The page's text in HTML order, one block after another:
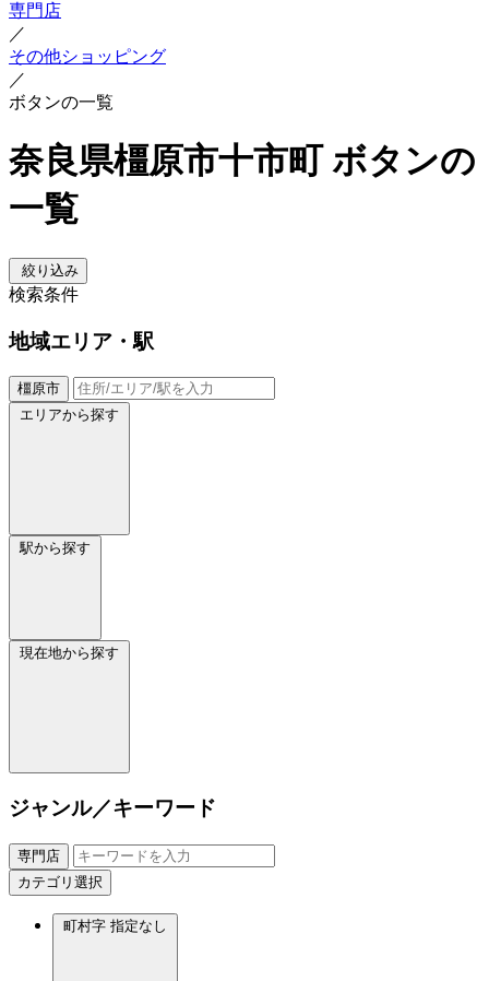
専門店
／
その他ショッピング
／
ボタンの一覧
奈良県橿原市十市町 ボタンの
一覧
絞り込み
検索条件
地域エリア・駅
橿原市
エリアから探す
駅から探す
現在地から探す
ジャンル／キーワード
専門店
カテゴリ選択
町村字 指定なし